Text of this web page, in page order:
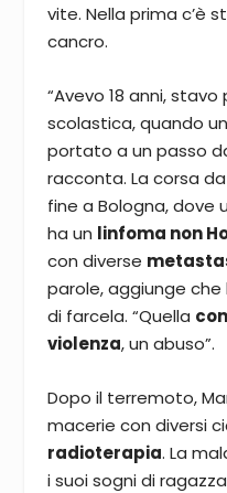
vite. Nella prima c’è
cancro.
“Avevo 18 anni,
scolastica, quando
portato a un passo
racconta. La corsa
fine a Bologna, dove
ha un linfoma non
con diverse
parole, aggiunge che
di farcela. “Quella
violenza, un abuso”.
Dopo il terremoto,
macerie con diversi
radioterapia. La
i suoi sogni di